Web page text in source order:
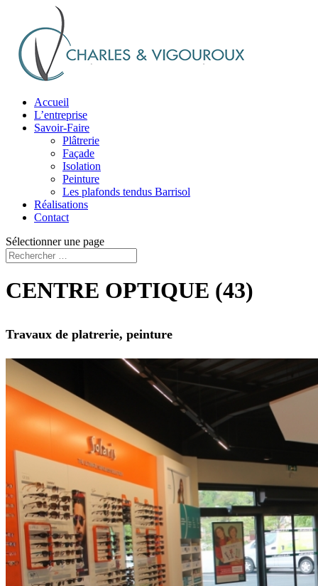
Accueil
L’entreprise
Savoir-Faire
Plâtrerie
Façade
Isolation
Peinture
Les plafonds tendus Barrisol
Réalisations
Contact
Sélectionner une page
CENTRE OPTIQUE (43)
Travaux de platrerie, peinture